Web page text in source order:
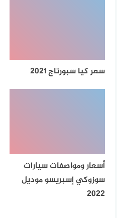
سعر كيا سبورتاج 2021
أسعار ومواصفات سيارات
سوزوكي إسبريسو موديل
2022